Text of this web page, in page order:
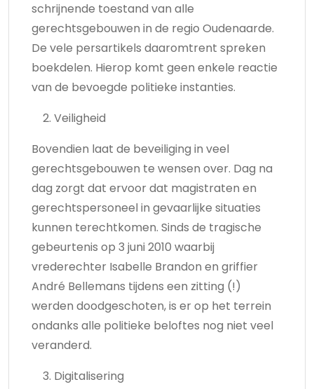
schrijnende toestand van alle
gerechtsgebouwen in de regio Oudenaarde.
De vele persartikels daaromtrent spreken
boekdelen. Hierop komt geen enkele reactie
van de bevoegde politieke instanties.
Veiligheid
Bovendien laat de beveiliging in veel
gerechtsgebouwen te wensen over. Dag na
dag zorgt dat ervoor dat magistraten en
gerechtspersoneel in gevaarlijke situaties
kunnen terechtkomen. Sinds de tragische
gebeurtenis op 3 juni 2010 waarbij
vrederechter Isabelle Brandon en griffier
André Bellemans tijdens een zitting (!)
werden doodgeschoten, is er op het terrein
ondanks alle politieke beloftes nog niet veel
veranderd.
Digitalisering